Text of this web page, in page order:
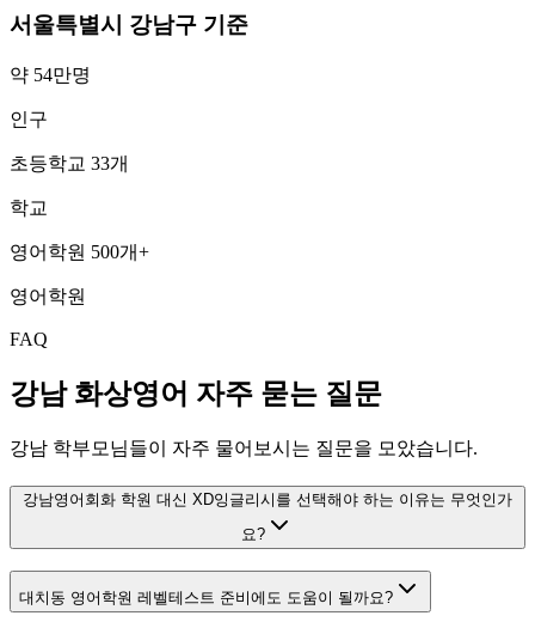
서울특별시 강남구 기준
약 54만명
인구
초등학교 33개
학교
영어학원 500개+
영어학원
FAQ
강남화상영어 자주 묻는 질문
강남 학부모님들이 자주 물어보시는 질문을 모았습니다.
강남영어회화 학원 대신 XD잉글리시를 선택해야 하는 이유는 무엇인가
요?
대치동 영어학원 레벨테스트 준비에도 도움이 될까요?